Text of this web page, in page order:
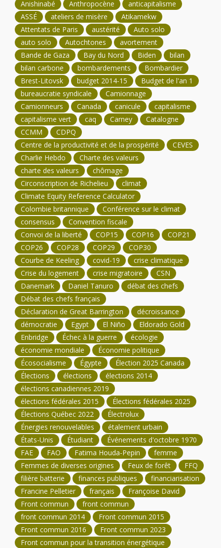
Anishinabé Anthropocène
anticapitalisme
ASSÉ
ateliers de misère
Atikamekw
Attentats de Paris
austérité
Auto solo
auto solo
Autochtones
avortement
Bande de Gaza
Bay du Nord Biden
bilan
bilan carbone
bombardements
Bombardier
Brest-Litovsk
budget 2014-15
Budget de l'an 1
bureaucratie syndicale
Camionnage
Camionneurs
Canada canicule
capitalisme
capitalisme vert
caq Carney
Catalogne
CCMM
CDPQ
Centre de la productivité et de la prospérité
CEVES
Charlie Hebdo
Charte des valeurs
charte des valeurs
chômage
Circonscription de Richelieu
climat
Climate Equity Reference Calculator
Colombie britannique
Conférence sur le climat
consensus
Convention fiscale
Convoi de la liberté
COP15 COP16
COP21
COP26
COP28 COP29
COP30
Courbe de Keeling
covid-19
crise climatique
Crise du logement
crise migratoire
CSN
Danemark
Daniel Tanuro
débat des chefs
Débat des chefs français
Déclaration de Great Barrington
décroissance
démocratie
Egypt El Niño
Eldorado Gold
Enbridge
Échec à la guerre
écologie
économie mondiale
Économie politique
Écosocialisme
Égypte
Élection 2025 Canada
Élections
élections
élections 2014
élections canadiennes 2019
élections fédérales 2015
Élections fédérales 2025
Élections Québec 2022
Électrolux
Énergies renouvelables
étalement urbain
États-Unis
Étudiant
Événements d'octobre 1970
FAE
FAO Fatima Houda-Pepin
femme
Femmes de diverses origines
Feux de forêt
FFQ
filière batterie
finances publiques
financiarisation
Francine Pelletier
français
Françoise David
Front commun
front commun
front commun 2014
Front commun 2015
Front commun 2016
Front commun 2023
Front commun pour la transition énergétique